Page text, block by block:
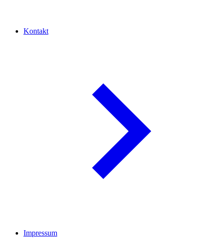
Kontakt
Impressum